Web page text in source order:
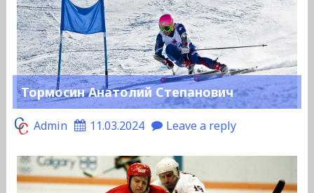
Тормосин Анатолий Степанович
Admin 11.03.2024 Leave a reply